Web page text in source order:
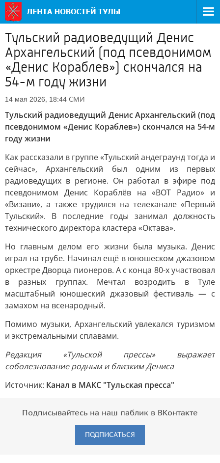
Тульский радиоведущий Денис
Архангельский (под псевдонимом
«Денис Кораблев») скончался на
54-м году жизни
14 мая 2026, 18:44 СМИ
Тульский радиоведущий Денис Архангельский (под
псевдонимом «Денис Кораблев») скончался на 54-м
году жизни
Как рассказали в группе «Тульский андеграунд тогда и
сейчас», Архангельский был одним из первых
радиоведущих в регионе. Он работал в эфире под
псевдонимом Денис Кораблёв на «ВОТ Радио» и
«Визави», а также трудился на телеканале «Первый
Тульский». В последние годы занимал должность
технического директора кластера «Октава».
Но главным делом его жизни была музыка. Денис
играл на трубе. Начинал ещё в юношеском джазовом
оркестре Дворца пионеров. А с конца 80-х участвовал
в разных группах. Мечтал возродить в Туле
масштабный юношеский джазовый фестиваль — с
замахом на всенародный.
Помимо музыки, Архангельский увлекался туризмом
и экстремальными сплавами.
Редакция «Тульской прессы» выражает
соболезнование родным и близким Дениса
Источник: Канал в МАКС "Тульская пресса"
Подписывайтесь на наш паблик в ВКонтакте
ПОДПИСАТЬСЯ